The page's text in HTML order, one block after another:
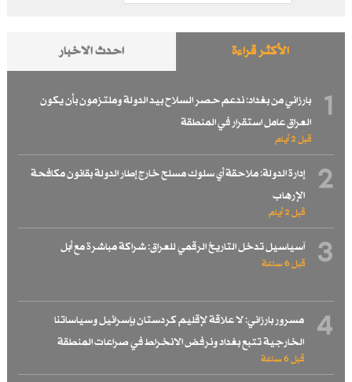
الأكثر قراءة احدث الاخبار
1
بارزاني من بغداد: ندعم حصر السلاح بيد الدولة وملتزمون بأن يكون
العراق عامل استقرار في المنطقة
قبل 2 أيام
2
إدارة الدولة: ملاحقة أي سلوك مسلح خارج إطار الدولة بقانون مكافحة
الإرهاب
قبل 2 أيام
3 آسياسيل تدخل التاريخ الرقمي للعراق: شراكة مباشرة مع أبل
قبل 6 ساعة
4
مسرور بارزاني: لا علاقة لإقليم كردستان بإسرائيل وسياساتنا
الخارجية تتبع بغداد ونرفض الانخراط في صراعات المنطقة
قبل 6 ساعة